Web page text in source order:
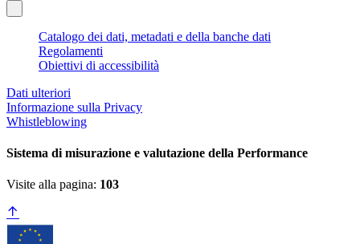
Catalogo dei dati, metadati e della banche dati
Regolamenti
Obiettivi di accessibilità
Dati ulteriori
Informazione sulla Privacy
Whistleblowing
Sistema di misurazione e valutazione della Performance
Visite alla pagina: 103